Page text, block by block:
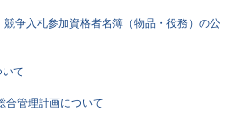
争入札参加資格者名簿（物品・役務）の公
いて
合管理計画について